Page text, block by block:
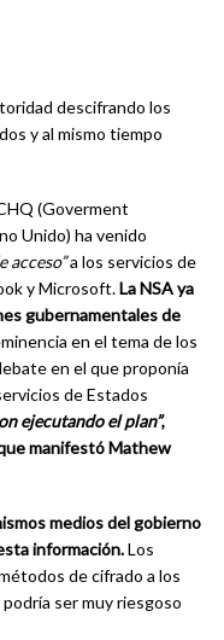
descifrando los
y al mismo tiempo
(Goverment
Unido) ha venido
acceso”a los servicios de
y Microsoft.La NSA ya
gubernamentales de
en el tema de los
en el que proponía
de Estados
ejecutando el plan”,
manifestó Mathew
medios del gobierno
información.Los
de cifrado a los
ser muy riesgoso